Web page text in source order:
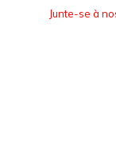
Junte-se à